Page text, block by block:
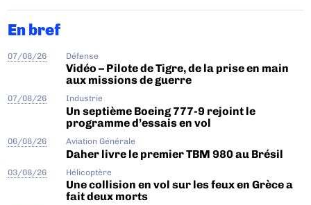
En bref
07/08/26 Défense
Vidéo – Pilote de Tigre, de la prise en main
aux missions de guerre
07/08/26 Industrie
Un septième Boeing 777-9 rejoint le
programme d’essais en vol
06/08/26 Aviation Générale
Daher livre le premier TBM 980 au Brésil
03/08/26 Hélicoptère
Une collision en vol sur les feux en Grèce a
fait deux morts